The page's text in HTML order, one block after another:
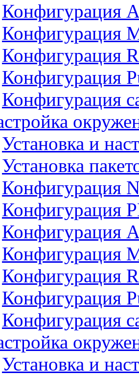
Конфигурация
Конфигурация
Конфигурация
Конфигурация
Конфигурация
Установка и
Установка
Конфигурация
Конфигурация
Конфигурация
Конфигурация
Конфигурация
Конфигурация
Конфигурация
Установка и